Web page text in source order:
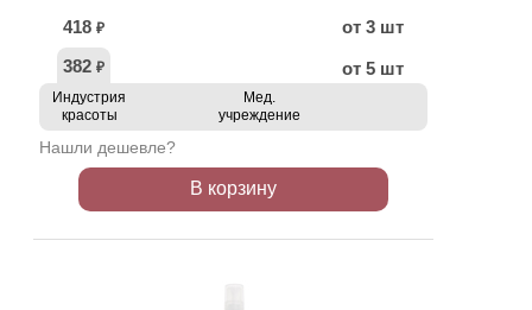
418 ₽
от 3 шт
382 ₽ от 5 шт
Индустрия
красоты
Мед.
учреждение
Нашли дешевле?
В корзину